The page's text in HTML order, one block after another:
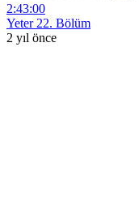
2:43:00
Yeter 22. Bölüm
2 yıl önce